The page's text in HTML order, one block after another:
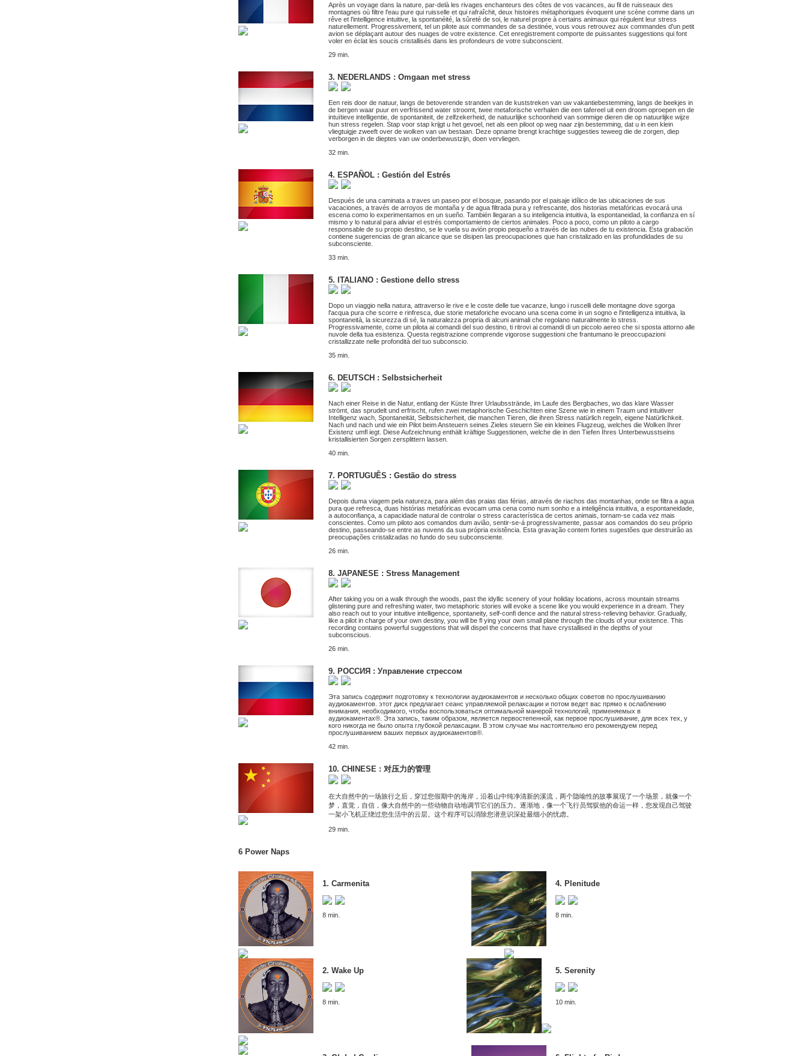
Après un voyage dans la nature, par-delà les rivages enchanteurs des côtes de vos vacances, au fil de ruisseaux des
montagnes où filtre l'eau pure qui ruisselle et qui rafraîchit, deux histoires métaphoriques évoquent une scène comme dans un
rêve et l'intelligence intuitive, la spontanéité, la sûreté de soi, le naturel propre à certains animaux qui régulent leur stress
naturellement. Progressivement, tel un pilote aux commandes de sa destinée, vous vous retrouvez aux commandes d'un petit
avion se déplaçant autour des nuages de votre existence. Cet enregistrement comporte de puissantes suggestions qui font
voler en éclat les soucis cristallisés dans les profondeurs de votre subconscient.
29 min.
3. NEDERLANDS : Omgaan met stress
Een reis door de natuur, langs de betoverende stranden van de kuststreken van uw vakantiebestemming, langs de beekjes in
de bergen waar puur en verfrissend water stroomt, twee metaforische verhalen die een tafereel uit een droom oproepen en de
intuïtieve intelligentie, de spontaniteit, de zelfzekerheid, de natuurlijke schoonheid van sommige dieren die op natuurlijke wijze
hun stress regelen. Stap voor stap krijgt u het gevoel, net als een piloot op weg naar zijn bestemming, dat u in een klein
vliegtuigje zweeft over de wolken van uw bestaan. Deze opname brengt krachtige suggesties teweeg die de zorgen, diep
verborgen in de dieptes van uw onderbewustzijn, doen vervliegen.
32 min.
4. ESPAÑOL : Gestión del Estrés
Después de una caminata a traves un paseo por el bosque, pasando por el paisaje idílico de las ubicaciones de sus
vacaciones, a través de arroyos de montaña y de agua filtrada pura y refrescante, dos historias metafóricas evocará una
escena como lo experimentamos en un sueño. También llegaran a su inteligencia intuitiva, la espontaneidad, la confianza en sí
mismo y lo natural para aliviar el estrés comportamiento de ciertos animales. Poco a poco, como un piloto a cargo
responsable de su propio destino, se le vuela su avión propio pequeño a través de las nubes de tu existencia. Esta grabación
contiene sugerencias de gran alcance que se disipen las preocupaciones que han cristalizado en las profundidades de su
subconsciente.
33 min.
5. ITALIANO : Gestione dello stress
Dopo un viaggio nella natura, attraverso le rive e le coste delle tue vacanze, lungo i ruscelli delle montagne dove sgorga
l'acqua pura che scorre e rinfresca, due storie metaforiche evocano una scena come in un sogno e l'intelligenza intuitiva, la
spontaneità, la sicurezza di sé, la naturalezza propria di alcuni animali che regolano naturalmente lo stress.
Progressivamente, come un pilota ai comandi del suo destino, ti ritrovi ai comandi di un piccolo aereo che si sposta attorno alle
nuvole della tua esistenza. Questa registrazione comprende vigorose suggestioni che frantumano le preoccupazioni
cristallizzate nelle profondità del tuo subconscio.
35 min.
6. DEUTSCH : Selbstsicherheit
Nach einer Reise in die Natur, entlang der Küste Ihrer Urlaubsstrände, im Laufe des Bergbaches, wo das klare Wasser
strömt, das sprudelt und erfrischt, rufen zwei metaphorische Geschichten eine Szene wie in einem Traum und intuitiver
Intelligenz wach, Spontaneität, Selbstsicherheit, die manchen Tieren, die ihren Stress natürlich regeln, eigene Natürlichkeit.
Nach und nach und wie ein Pilot beim Ansteuern seines Zieles steuern Sie ein kleines Flugzeug, welches die Wolken Ihrer
Existenz umfl iegt. Diese Aufzeichnung enthält kräftige Suggestionen, welche die in den Tiefen Ihres Unterbewusstseins
kristallisierten Sorgen zersplittern lassen.
40 min.
7. PORTUGUÊS : Gestão do stress
Depois duma viagem pela natureza, para além das praias das férias, através de riachos das montanhas, onde se filtra a agua
pura que refresca, duas histórias metafóricas evocam uma cena como num sonho e a inteligência intuitiva, a espontaneidade,
a autoconfiança, a capacidade natural de controlar o stress característica de certos animais, tornam-se cada vez mais
conscientes. Como um piloto aos comandos dum avião, sentir-se-á progressivamente, passar aos comandos do seu próprio
destino, passeando-se entre as nuvens da sua própria existência. Esta gravação contem fortes sugestões que destruirão as
preocupações cristalizadas no fundo do seu subconsciente.
26 min.
8. JAPANESE : Stress Management
After taking you on a walk through the woods, past the idyllic scenery of your holiday locations, across mountain streams
glistening pure and refreshing water, two metaphoric stories will evoke a scene like you would experience in a dream. They
also reach out to your intuitive intelligence, spontaneity, self-confi dence and the natural stress-relieving behavior. Gradually,
like a pilot in charge of your own destiny, you will be fl ying your own small plane through the clouds of your existence. This
recording contains powerful suggestions that will dispel the concerns that have crystallised in the depths of your
subconscious.
26 min.
9. РОССИЯ : Управление стрессом
Эта запись содержит подготовку к технологии аудиокаментов и несколько общих советов по прослушиванию
аудиокаментов. этот диск предлагает сеанс управляемой релаксации и потом ведет вас прямо к ослаблению
внимания, необходимого, чтобы воспользоваться оптимальной манерой технологий, применяемых в
аудиокаментах®. Эта запись, таким образом, является первостепенной, как первое прослушивание, для всех тех, у
кого никогда не было опыта глубокой релаксации. В этом случае мы настоятельно его рекомендуем перед
прослушиванием ваших первых аудиокаментов®.
42 min.
10. CHINESE : 对压力的管理
在大自然中的一场旅行之后，穿过您假期中的海岸，沿着山中纯净清新的溪流，两个隐喻性的故事展现了一个场景，就像一个
梦，直觉，自信，像大自然中的一些动物自动地调节它们的压力。逐渐地，像一个飞行员驾驭他的命运一样，您发现自己驾驶
一架小飞机正绕过您生活中的云层。这个程序可以消除您潜意识深处最细小的忧虑。
29 min.
6 Power Naps
1. Carmenita
8 min.
4. Plenitude
8 min.
2. Wake Up
8 min.
5. Serenity
10 min.